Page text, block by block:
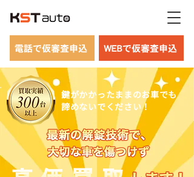
WEBで仮審査申込
電話で仮審査申込
鍵がかかったままのお車でも
諦めないでください！